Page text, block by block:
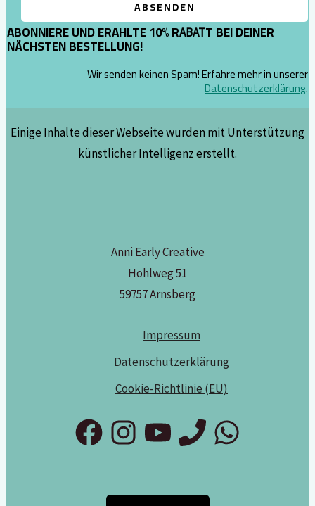
ABONNIERE UND ERAHLTE 10% RABATT BEI DEINER
NÄCHSTEN BESTELLUNG!
Wir senden keinen Spam! Erfahre mehr in unserer
Datenschutzerklärung.
Einige Inhalte dieser Webseite wurden mit Unterstützung
künstlicher Intelligenz erstellt.
Anni Early Creative
Hohlweg 51
59757 Arnsberg
Impressum
Datenschutzerklärung
Cookie-Richtlinie (EU)